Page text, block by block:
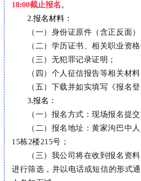
18:00截止报名 。
2.报名材料：
（一）身份证原件（含正反面）
（二）学历证书、相关职业资格
（三）无犯罪记录证明；
（四）个人征信报告等相关材料
（五） 下载并如实填写《报名登
3.报名：
（一）报名方式：现场报名提交
（二）报名地址：黄家沟巴中
15栋2楼215号；
（三）我公司将在收到报名资
进行筛选，并以电话或短信的形式